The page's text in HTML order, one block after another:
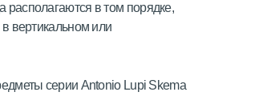
в том порядке,
вертикальном или
серии Antonio Lupi Skema